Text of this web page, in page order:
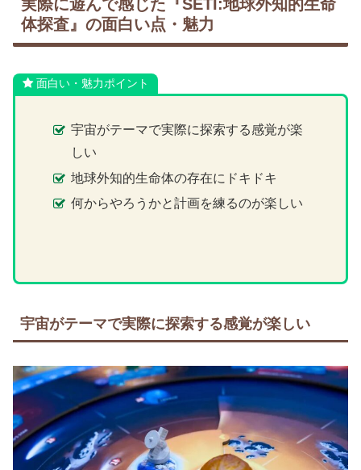
実際に遊んで感じた『SETI:地球外知的生命
体探査』の面白い点・魅力
面白い・魅力ポイント
宇宙がテーマで実際に探索する感覚が楽
しい
地球外知的生命体の存在にドキドキ
何からやろうかと計画を練るのが楽しい
宇宙がテーマで実際に探索する感覚が楽しい